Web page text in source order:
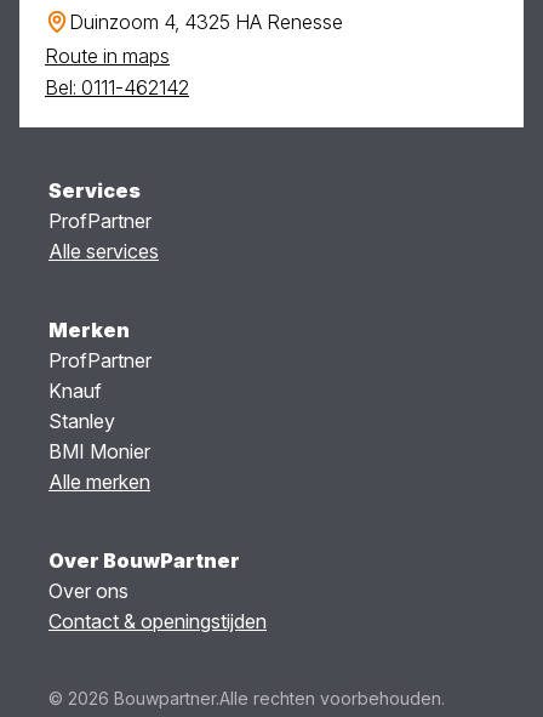
Duinzoom 4, 4325 HA Renesse
Route in maps
Bel: 0111-462142
Services
ProfPartner
Alle services
Merken
ProfPartner
Knauf
Stanley
BMI Monier
Alle merken
Over BouwPartner
Over ons
Contact & openingstijden
© 2026 Bouwpartner.Alle rechten voorbehouden.